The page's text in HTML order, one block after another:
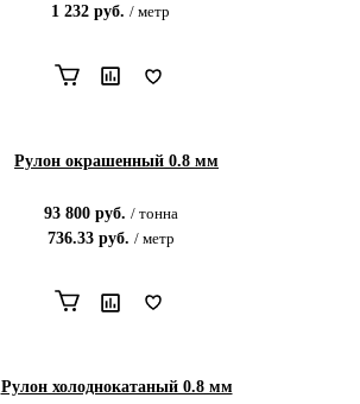
1 232 руб. / метр
Рулон окрашенный 0.8 мм
93 800руб. / тонна
736.33руб. / метр
Рулон холоднокатаный 0.8 мм